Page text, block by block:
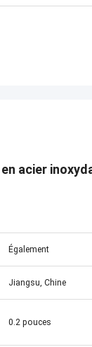
acier
Également
Jiangsu, Chine
0.2 pouces